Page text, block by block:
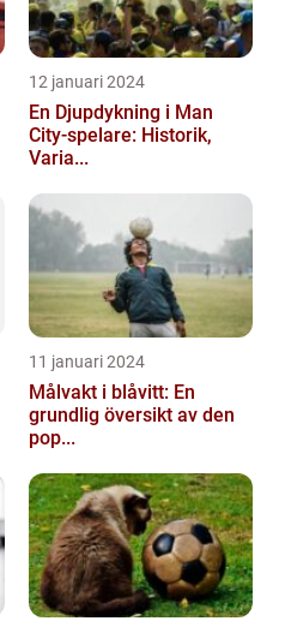
12 januari 2024
En Djupdykning i Man
City-spelare: Historik,
Varia...
11 januari 2024
Målvakt i blåvitt: En
grundlig översikt av den
pop...